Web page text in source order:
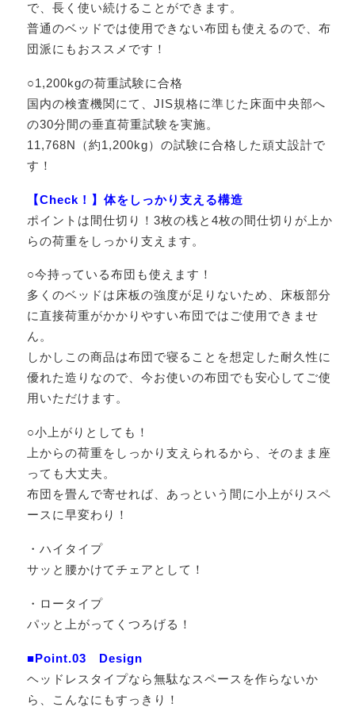
で、長く使い続けることができます。
普通のベッドでは使用できない布団も使えるので、布
団派にもおススメです！
○1,200kgの荷重試験に合格
国内の検査機関にて、JIS規格に準じた床面中央部へ
の30分間の垂直荷重試験を実施。
11,768N（約1,200kg）の試験に合格した頑丈設計で
す！
【Check！】体をしっかり支える構造
ポイントは間仕切り！3枚の桟と4枚の間仕切りが上か
らの荷重をしっかり支えます。
○今持っている布団も使えます！
多くのベッドは床板の強度が足りないため、床板部分
に直接荷重がかかりやすい布団ではご使用できませ
ん。
しかしこの商品は布団で寝ることを想定した耐久性に
優れた造りなので、今お使いの布団でも安心してご使
用いただけます。
○小上がりとしても！
上からの荷重をしっかり支えられるから、そのまま座
っても大丈夫。
布団を畳んで寄せれば、あっという間に小上がりスペ
ースに早変わり！
・ハイタイプ
サッと腰かけてチェアとして！
・ロータイプ
パッと上がってくつろげる！
■Point.03 Design
ヘッドレスタイプなら無駄なスペースを作らないか
ら、こんなにもすっきり！